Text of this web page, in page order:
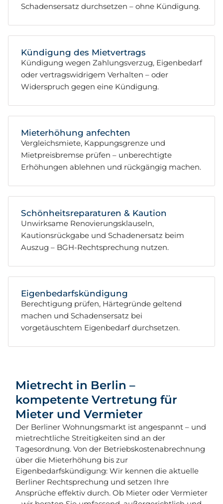
Schadensersatz durchsetzen – ohne Kündigung.
Kündigung des Mietvertrags
Kündigung wegen Zahlungsverzug, Eigenbedarf
oder vertragswidrigem Verhalten – oder
Widerspruch gegen eine Kündigung.
Mieterhöhung anfechten
Vergleichsmiete, Kappungsgrenze und
Mietpreisbremse prüfen – unberechtigte
Erhöhungen ablehnen und rückgängig machen.
Schönheitsreparaturen & Kaution
Unwirksame Renovierungsklauseln,
Kautionsrückgabe und Schadenersatz beim
Auszug – BGH-Rechtsprechung nutzen.
Eigenbedarfskündigung
Berechtigung prüfen, Härtegründe geltend
machen und Schadensersatz bei
vorgetäuschtem Eigenbedarf durchsetzen.
Mietrecht in Berlin –
kompetente Vertretung für
Mieter und Vermieter
Der Berliner Wohnungsmarkt ist angespannt – und
mietrechtliche Streitigkeiten sind an der
Tagesordnung. Von der Betriebskostenabrechnung
über die Mieterhöhung bis zur
Eigenbedarfskündigung: Wir kennen die aktuelle
Berliner Rechtsprechung und setzen Ihre
Ansprüche effektiv durch. Ob Mieter oder Vermieter